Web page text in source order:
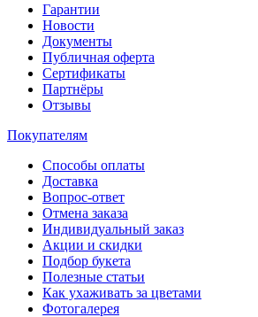
Гарантии
Новости
Документы
Публичная оферта
Сертификаты
Партнёры
Отзывы
Покупателям
Способы оплаты
Доставка
Вопрос-ответ
Отмена заказа
Индивидуальный заказ
Акции и скидки
Подбор букета
Полезные статьи
Как ухаживать за цветами
Фотогалерея